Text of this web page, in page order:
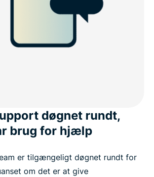
døgnet rundt,
brug for hjælp
er tilgængeligt døgnet rundt for
om det er at give